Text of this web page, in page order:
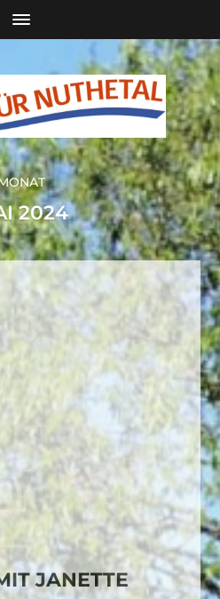
2024
JANETTE